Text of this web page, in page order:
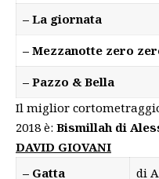
– La giornata
– Mezzanotte zero
– Pazzo & Bella
Il miglior
2018 è: Bismillah di
DAVID GIOVANI
– Gatta
di